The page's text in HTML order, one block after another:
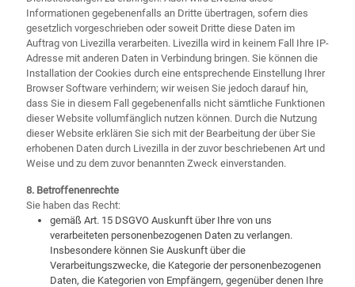
Informationen gegebenenfalls an Dritte übertragen, sofern dies
gesetzlich vorgeschrieben oder soweit Dritte diese Daten im
Auftrag von Livezilla verarbeiten. Livezilla wird in keinem Fall Ihre IP-
Adresse mit anderen Daten in Verbindung bringen. Sie können die
Installation der Cookies durch eine entsprechende Einstellung Ihrer
Browser Software verhindern; wir weisen Sie jedoch darauf hin,
dass Sie in diesem Fall gegebenenfalls nicht sämtliche Funktionen
dieser Website vollumfänglich nutzen können. Durch die Nutzung
dieser Website erklären Sie sich mit der Bearbeitung der über Sie
erhobenen Daten durch Livezilla in der zuvor beschriebenen Art und
Weise und zu dem zuvor benannten Zweck einverstanden.
8. Betroffenenrechte
Sie haben das Recht:
gemäß Art. 15 DSGVO Auskunft über Ihre von uns
verarbeiteten personenbezogenen Daten zu verlangen.
Insbesondere können Sie Auskunft über die
Verarbeitungszwecke, die Kategorie der personenbezogenen
Daten, die Kategorien von Empfängern, gegenüber denen Ihre